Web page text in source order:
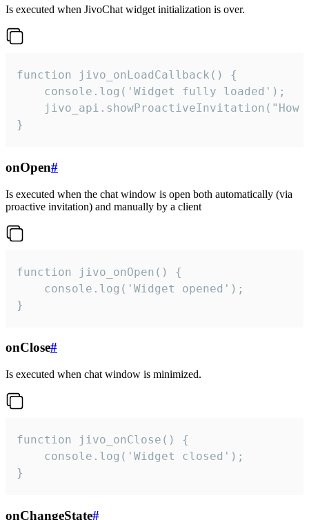
Is executed when JivoChat widget initialization is over.
function jivo_onLoadCallback() {
    console.log('Widget fully loaded');
jivo_api.showProactiveInvitation("How
}
onOpen#
Is executed when the chat window is open both automatically (via
proactive invitation) and manually by a client
function jivo_onOpen() {
    console.log('Widget opened');
}
onClose#
Is executed when chat window is minimized.
function jivo_onClose() {
    console.log('Widget closed');
}
onChangeState#